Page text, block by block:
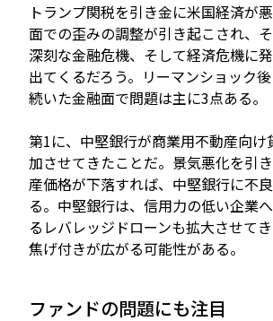
トランプ関税を引き金に米国経済が
面での歪みの調整が引き起こされ、
深刻な金融危機、そして経済危機に
出てくるだろう。リーマンショック
続いた金融面で問題は主に3点ある。
第1に、中堅銀行が商業用不動産向け
加させてきたことだ。景気悪化を引
産価格が下落すれば、中堅銀行に不
る。中堅銀行は、信用力の低い企業
るレバレッジドローンも拡大させて
焦げ付きが広がる可能性がある。
ファンドの問題にも注目